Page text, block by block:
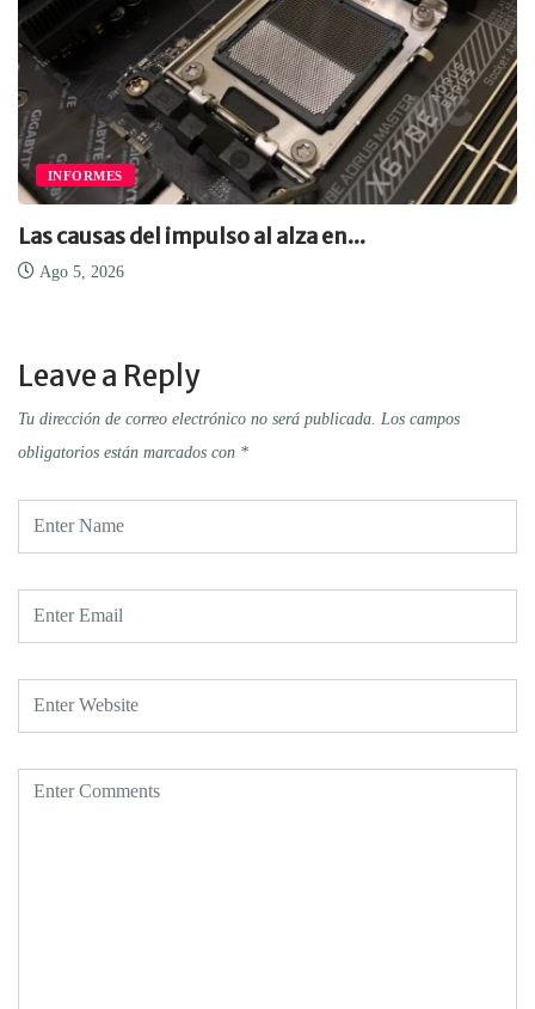
INFORMES
Las causas del impulso al alza en...
Ago 5, 2026
Leave a Reply
Tu dirección de correo electrónico no será publicada. Los campos
obligatorios están marcados con *